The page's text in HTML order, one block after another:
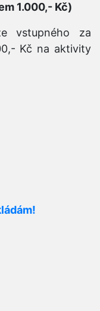
1.000,- Kč)
vstupného za
Kč na aktivity